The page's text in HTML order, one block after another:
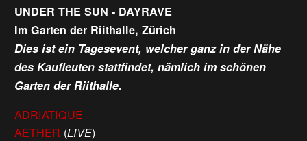
UNDER THE SUN - DAYRAVE
Im Garten der Riithalle, Zürich
Dies ist ein Tagesevent, welcher ganz in der Nähe
des Kaufleuten stattfindet, nämlich im schönen
Garten der Riithalle.
ADRIATIQUE
AETHER (LIVE)